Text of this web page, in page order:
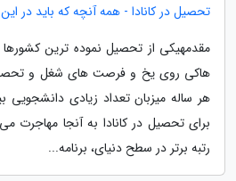
تحصیل در کانادا - همه آنچه که باید در این
مقدمهیکی از تحصیل نموده ترین کشورها در
هاکی روی یخ و فرصت های شغل و
هر ساله میزبان تعداد زیادی دانشجویی
برای تحصیل در کانادا به آنجا مهاجرت
رتبه برتر در سطح دنیای، برنامه...